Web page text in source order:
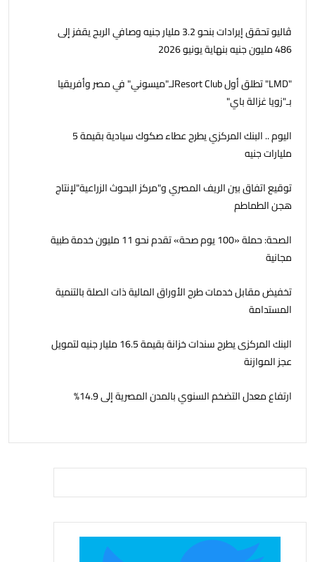
ڤاليو تحقق إيرادات بنحو 3.2 مليار جنيه وصافي الربح يقفز إلى
486 مليون جنيه بنهاية يونيو 2026
"LMD" تطلق أول Resort Clubلـ"ميسوني" في مصر وأفريقيا
بـ"زويا غزالة باي"
اليوم .. البنك المركزي يطرح عطاء صكوك سيادية بقيمة 5
مليارات جنيه
توقيع اتفاق بين الريف المصري و"مركز البحوث الزراعية"لإنتاج
هجن الطماطم
الصحة: حملة «100 يوم صحة» تقدم نحو 11 مليون خدمة طبية
مجانية
تخفيض مقابل خدمات طرح الأوراق المالية ذات الصلة بالتنمية
المستدامة
البنك المركزى يطرح سندات خزانة بقيمة 16.5 مليار جنيه لتمويل
عجز الموازنة
ارتفاع معدل التضخم السنوي بالمدن المصرية إلى 14.9%